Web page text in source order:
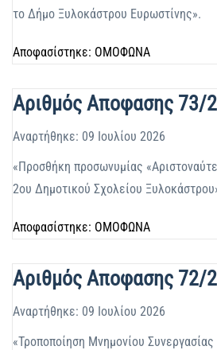
το Δήμο Ξυλοκάστρου Ευρωστίνης».
Αποφασίστηκε: ΟΜΟΦΩΝΑ
Αριθμός Αποφασης 73/
Αναρτήθηκε: 09 Ιουλίου 2026
«Προσθήκη προσωνυμίας
2ου Δημοτικού Σχολείου
Αποφασίστηκε: ΟΜΟΦΩΝΑ
Αριθμός Αποφασης 72/
Αναρτήθηκε: 09 Ιουλίου 2026
«Τροποποίηση Μνημονίου